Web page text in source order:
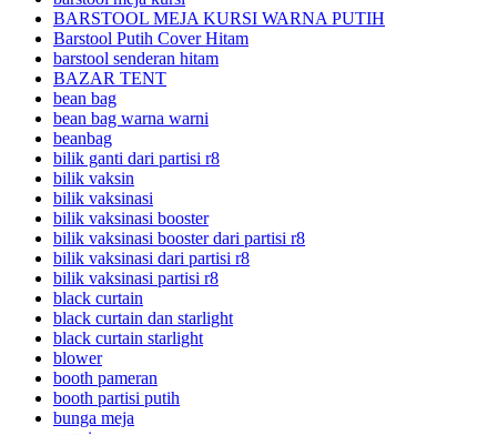
BARSTOOL MEJA KURSI WARNA PUTIH
Barstool Putih Cover Hitam
barstool senderan hitam
BAZAR TENT
bean bag
bean bag warna warni
beanbag
bilik ganti dari partisi r8
bilik vaksin
bilik vaksinasi
bilik vaksinasi booster
bilik vaksinasi booster dari partisi r8
bilik vaksinasi dari partisi r8
bilik vaksinasi partisi r8
black curtain
black curtain dan starlight
black curtain starlight
blower
booth pameran
booth partisi putih
bunga meja